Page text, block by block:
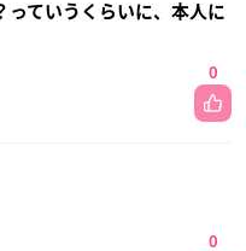
っていうくらいに、本人に
0
0